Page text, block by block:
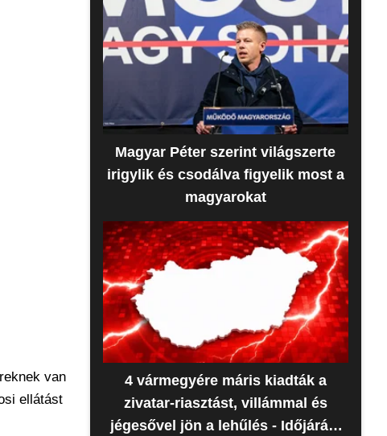
van
ellátást
Magyar Péter szerint világszerte
irigylik és csodálva figyelik most a
magyarokat
4 vármegyére máris kiadták a
zivatar-riasztást, villámmal és
jégesővel jön a lehűlés - Időjárás-